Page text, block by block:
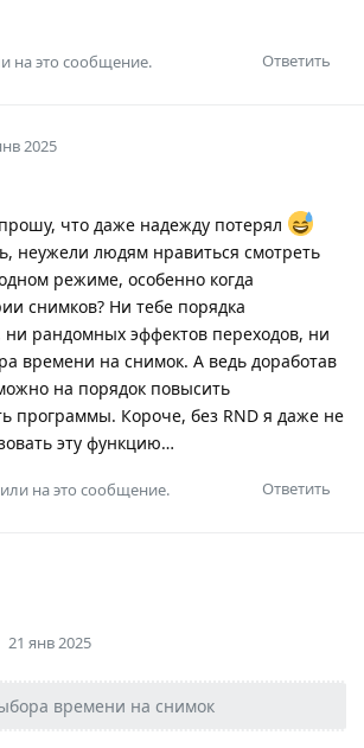
Ответить
на это сообщение.
2025
что даже надежду потерял
неужели людям нравиться смотреть
режиме, особенно когда
снимков? Ни тебе порядка
ни рандомных эффектов переходов, ни
времени на снимок. А ведь доработав
на порядок повысить
программы. Короче, без RND я даже не
эту функцию…
Ответить
на это сообщение.
21 янв 2025
времени на снимок